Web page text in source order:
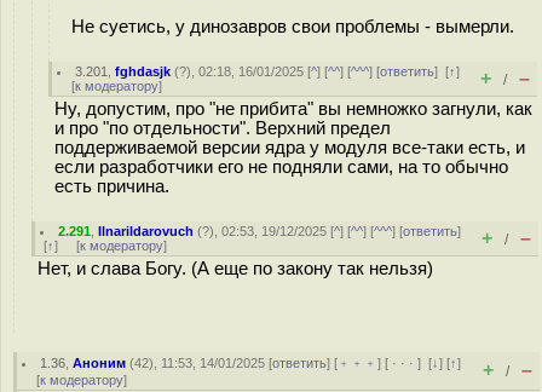
Не суетись, у динозавров свои проблемы - вымерли.
3.201 ,fghdasjk (?), 02:18, 16/01/2025 [^] [^^] [^^^] [ответить][↑]
[к модератору] + / –
Ну, допустим, про "не прибита" вы немножко загнули, как
и про "по отдельности". Верхний предел
поддерживаемой версии ядра у модуля все-таки есть, и
если разработчики его не подняли сами, на то обычно
есть причина.
2.291 ,Ilnarildarovuch (?), 02:53, 19/12/2025 [^] [^^] [^^^] [ответить]
[↑] [к модератору] + / –
Нет, и слава Богу. (А еще по закону так нельзя)
1.36 ,Аноним (42), 11:53, 14/01/2025 [ответить] [ ﹢﹢﹢] [ · · ·][↓] [↑]
[к модератору] + / –